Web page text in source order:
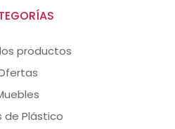
productos
de Plástico